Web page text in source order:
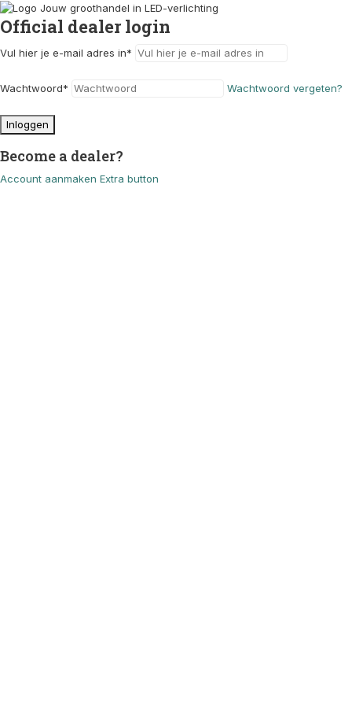
Official dealer login
Vul hier je e-mail adres in*
Wachtwoord* Wachtwoord vergeten?
Inloggen
Become a dealer?
Account aanmaken Extra button